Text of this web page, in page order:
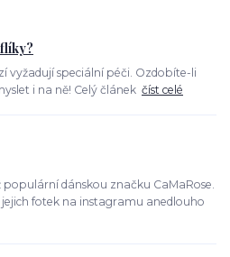
vyžadují speciální péči. Ozdobíte-li
i na ně! Celý článek číst celé
dánskou značku CaMaRose.
fotek na instagramu anedlouho